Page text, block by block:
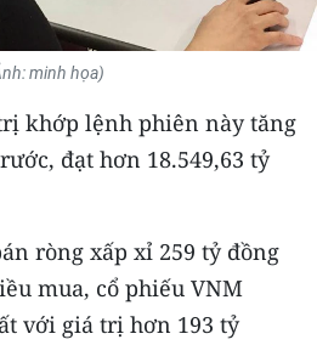
MỖI XÃ
minh họa)
khớp lệnh phiên này tăng
đạt hơn 18.549,63 tỷ
ròng xấp xỉ 259 tỷ đồng
mua, cổ phiếu VNM
với giá trị hơn 193 tỷ